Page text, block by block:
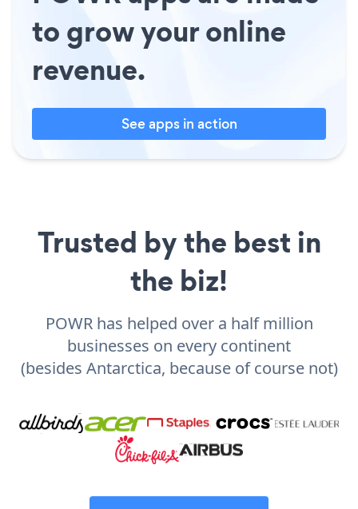
to grow your online
revenue.
See apps in action
Trusted by the best in
the biz!
POWR has helped over a half million
businesses on every continent
(besides Antarctica, because of course not)